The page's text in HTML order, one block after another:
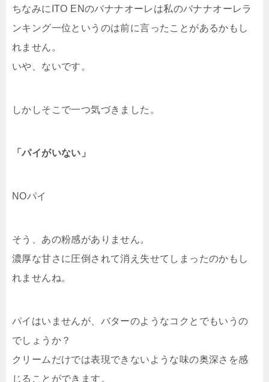
ちなみにITO ENのバナナオーレは私のバナナオーレラ
ンキング一位というのは前に言ったことがあるかもし
れません。
いや、ないです。
しかしそこで一つ気づきました。
「パイがいない」
NOパイ
そう、あの粉感がありません。
濃厚な甘さに圧倒されて消え失せてしまったのかもし
れませんね。
パイはいませんが、バターのようなコクとでもいうの
でしょうか？
クリームだけでは表現できないような味の奥深さを感
じることができます。